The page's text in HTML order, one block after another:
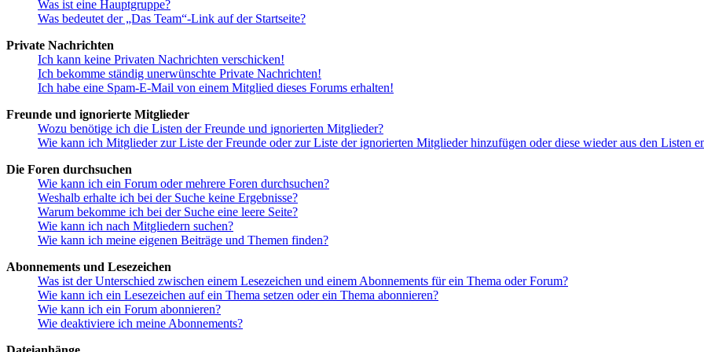
Was ist eine Hauptgruppe?
Was bedeutet der „Das Team“-Link auf der Startseite?
Private Nachrichten
Ich kann keine Privaten Nachrichten verschicken!
Ich bekomme ständig unerwünschte Private Nachrichten!
Ich habe eine Spam-E-Mail von einem Mitglied dieses Forums erhalten!
Freunde und ignorierte Mitglieder
Wozu benötige ich die Listen der Freunde und ignorierten Mitglieder?
Wie kann ich Mitglieder zur Liste der Freunde oder zur Liste der ignorierten Mitglieder hinzufügen oder diese wieder aus den Listen
Die Foren durchsuchen
Wie kann ich ein Forum oder mehrere Foren durchsuchen?
Weshalb erhalte ich bei der Suche keine Ergebnisse?
Warum bekomme ich bei der Suche eine leere Seite?
Wie kann ich nach Mitgliedern suchen?
Wie kann ich meine eigenen Beiträge und Themen finden?
Abonnements und Lesezeichen
Was ist der Unterschied zwischen einem Lesezeichen und einem Abonnements für ein Thema oder Forum?
Wie kann ich ein Lesezeichen auf ein Thema setzen oder ein Thema abonnieren?
Wie kann ich ein Forum abonnieren?
Wie deaktiviere ich meine Abonnements?